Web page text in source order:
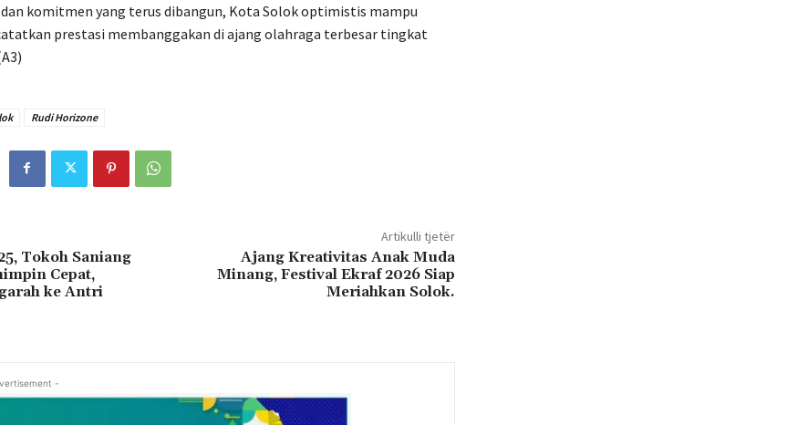
komitmen yang terus dibangun, Kota Solok optimistis mampu
prestasi membanggakan di ajang olahraga terbesar tingkat
Rudi Horizone
Tokoh Saniang
Cepat,
ke Antri
Artikulli tjetër
Ajang Kreativitas Anak Muda
Minang, Festival Ekraf 2026 Siap
Meriahkan Solok.
-